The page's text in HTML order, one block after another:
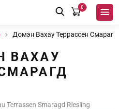
0
Домэн Вахау Террассен Смарагд
ВАХАУ
Terrassen Smaragd Riesling